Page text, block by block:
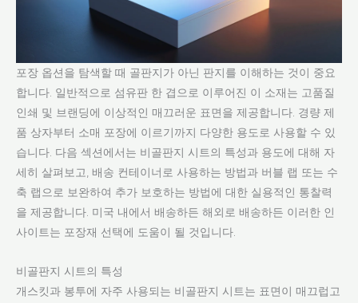
포장 옵션을 탐색할 때 골판지가 아닌 판지를 이해하는 것이 중요
합니다. 일반적으로 섬유판 한 겹으로 이루어진 이 소재는 고품질
인쇄 및 브랜딩에 이상적인 매끄러운 표면을 제공합니다. 경량 제
품 상자부터 소매 포장에 이르기까지 다양한 용도로 사용할 수 있
습니다. 다음 섹션에서는 비골판지 시트의 특성과 용도에 대해 자
세히 살펴보고, 배송 컨테이너로 사용하는 방법과 버블 랩 또는 수
축 랩으로 보완하여 추가 보호하는 방법에 대한 실용적인 통찰력
을 제공합니다. 미국 내에서 배송하든 해외로 배송하든 이러한 인
사이트는 포장재 선택에 도움이 될 것입니다.
비골판지 시트의 특성
개스킷과 봉투에 자주 사용되는 비골판지 시트는 표면이 매끄럽고